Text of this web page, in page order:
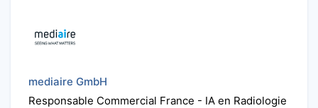
mediaire GmbH
Responsable Commercial France - IA en Radiologie